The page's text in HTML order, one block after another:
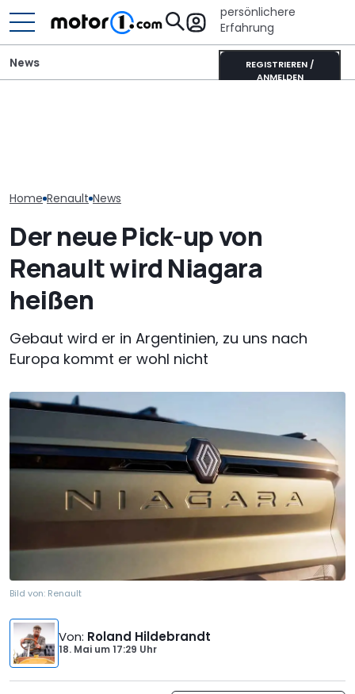
persönlichere
Erfahrung
REGISTRIEREN /
ANMELDEN
News
Home Renault News
Der neue Pick-up von
Renault wird Niagara
heißen
Gebaut wird er in Argentinien, zu uns nach
Europa kommt er wohl nicht
Bild von: Renault
Von: Roland Hildebrandt
18. Mai um17:29 Uhr